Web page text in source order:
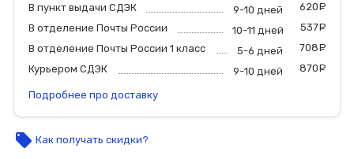
В пункт выдачи СДЭК
9-10 дней 620
В отделение Почты России
10-11 дней 537
В отделение Почты России 1 класс
5-6 дней 708
Курьером СДЭК
9-10 дней 870
Подробнее про доставку
local_offer Как получать скидки?